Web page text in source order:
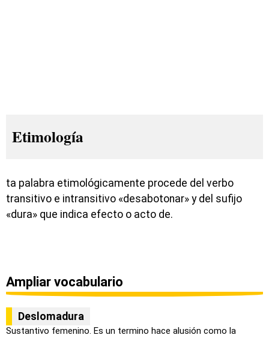
Etimología
ta palabra etimológicamente procede del verbo
transitivo e intransitivo «desabotonar» y del sufijo
«dura» que indica efecto o acto de.
Ampliar vocabulario
Deslomadura
Sustantivo femenino. Es un termino hace alusión como la